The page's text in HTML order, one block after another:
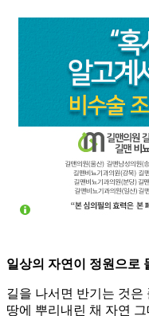
일상의 자연이 정원으로
길을 나서면 반기는 것은
땅에 뿌리내린 채 자연